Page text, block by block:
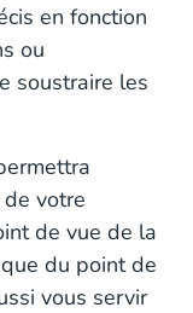
en fonction
ou
soustraire les
votre
de vue de la
du point de
vous servir